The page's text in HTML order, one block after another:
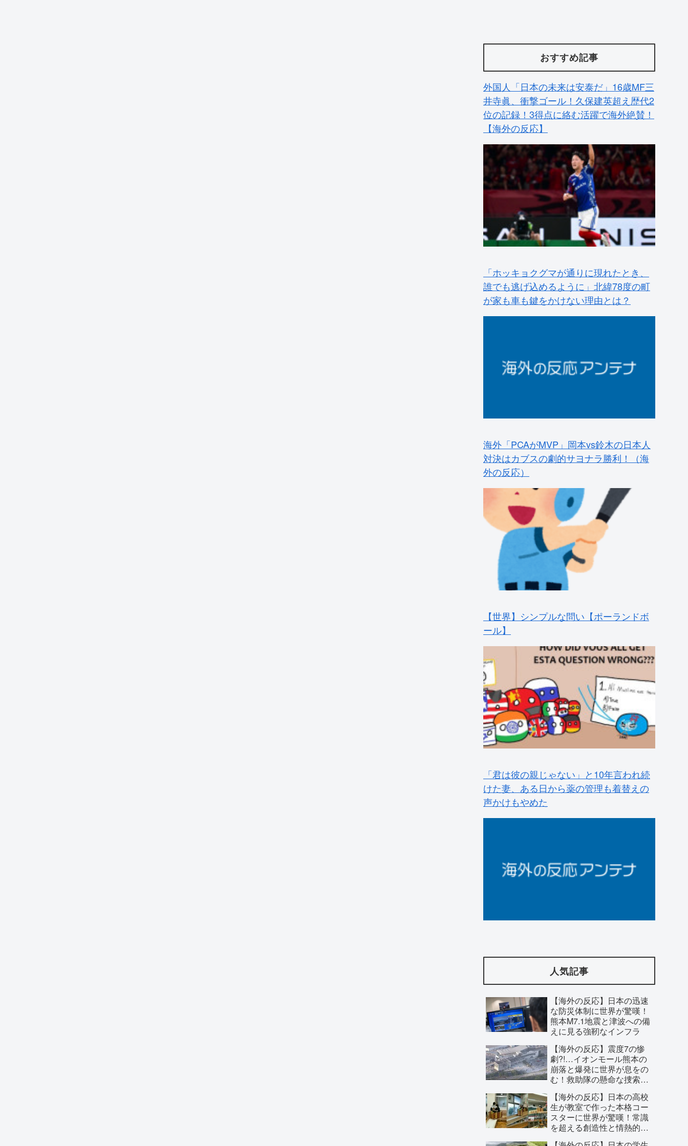
おすすめ記事
外国人「日本の未来は安泰だ」16歳MF三
井寺眞、衝撃ゴール！久保建英超え歴代2
位の記録！3得点に絡む活躍で海外絶賛！
【海外の反応】
「ホッキョクグマが通りに現れたとき、
誰でも逃げ込めるように」北緯78度の町
が家も車も鍵をかけない理由とは？
海外「PCAがMVP」岡本vs鈴木の日本人
対決はカブスの劇的サヨナラ勝利！（海
外の反応）
【世界】シンプルな問い【ポーランドボ
ール】
「君は彼の親じゃない」と10年言われ続
けた妻、ある日から薬の管理も着替えの
声かけもやめた
質の低いものが多い気がする → 「日本の
IT業界は色々と問題があるからな」「ゲ
ームのUIは優れてるのに不思議」
【尊すぎ】『きみが死ぬまで恋をした
人気記事
【海外の反応】日本の迅速
な防災体制に世界が驚嘆！
熊本M7.1地震と津波への備
えに見る強靭なインフラ
【海外の反応】震度7の惨
劇?!…イオンモール熊本の
崩落と爆発に世界が息をの
む！救助隊の懸命な捜索に
【海外の反応】日本の高校
生が教室で作った本格コー
スターに世界が驚嘆！常識
を超える創造性と情熱的な